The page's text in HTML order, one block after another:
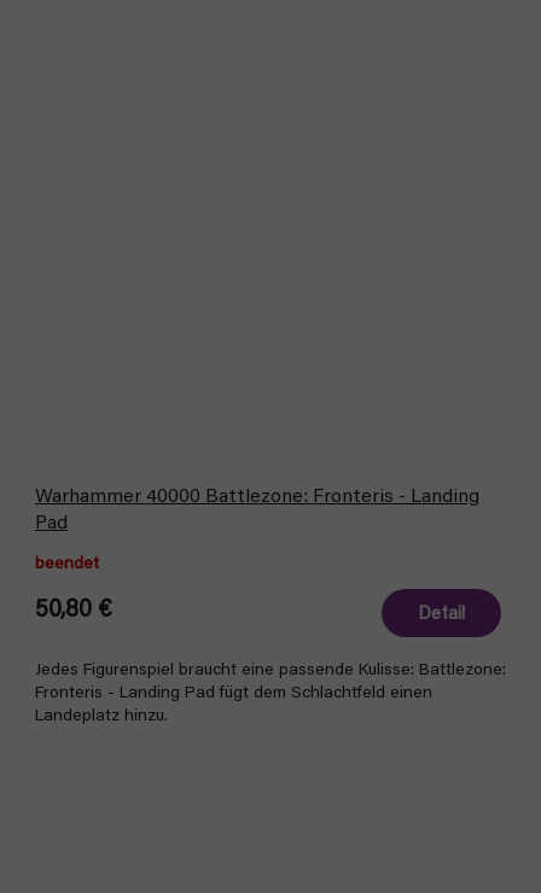
Warhammer 40000 Battlezone: Fronteris - Landing
Pad
beendet
50,80 € Detail
Jedes Figurenspiel braucht eine passende Kulisse: Battlezone:
Fronteris - Landing Pad fügt dem Schlachtfeld einen
Landeplatz hinzu.